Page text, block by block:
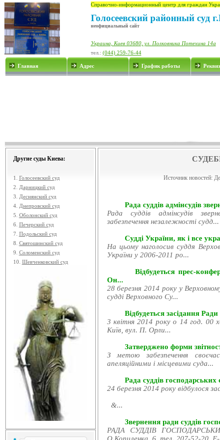
Справочно-информационный центр для граждан
Голосеевский районный суд
неофициальный сайт
Украина, Киев 03680, ул. Полковника Потехина 14а
тел.: (044) 259-76-44
Главная Адрес График работы
Другие суды Киева:
1. Голосеевский суд
2.
Дарницкий суд
3.
Деснянский суд
4. Днепровский суд
5. Оболонский суд
6. Печерский суд
7. Подольский суд
8. Святошинский суд
9. Соломенский суд
10. Шевченковский суд
Источник новостей:
Рада суддів адмінсудів
Рада суддів адмінсудів
забезпечення незалежності судд...
Судді України, як і все
На цьому наголосив суддя
України у 2006-2011 ро...
Відбудеться прес-
Он...
28 березня 2014 року у
судді Верховного Су...
Відбудеться засідання
3 квітня 2014 року о 14 год. 00
Київ, вул. П. Орли...
Затверджено форми
З метою забезпечення
апеляційними і місцевими суда...
Рада суддів господарських
24 березня 2014 року відбулося
&...
Звернення ради суддів
РАДА СУДДІВ